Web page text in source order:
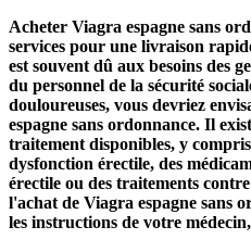
Acheter Viagra espagne sans
services pour une livraison
est souvent dû aux besoins des
du personnel de la sécurité
douloureuses, vous devriez
espagne sans ordonnance. Il
traitement disponibles, y
dysfonction érectile, des
érectile ou des traitements
l'achat de Viagra espagne sans
les instructions de votre